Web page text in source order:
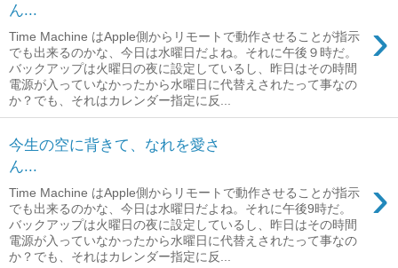
ん...
›
Time Machine はApple側からリモートで動作させることが指示
でも出来るのかな、今日は水曜日だよね。それに午後９時だ。
バックアップは火曜日の夜に設定しているし、昨日はその時間
電源が入っていなかったから水曜日に代替えされたって事なの
か？でも、それはカレンダー指定に反...
今生の空に背きて、なれを愛さ
ん...
›
Time Machine はApple側からリモートで動作させることが指示
でも出来るのかな、今日は水曜日だよね。それに午後9時だ。
バックアップは火曜日の夜に設定しているし、昨日はその時間
電源が入っていなかったから水曜日に代替えされたって事なの
か？でも、それはカレンダー指定に反...